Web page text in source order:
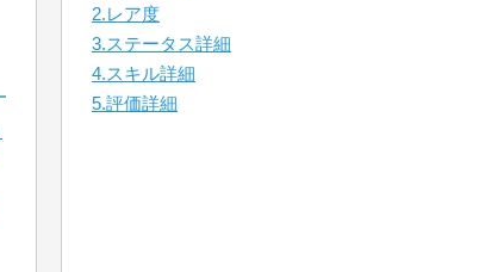
2.レア度
3.ステータス詳細
4.スキル詳細
5.評価詳細